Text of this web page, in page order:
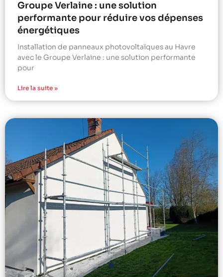
Groupe Verlaine : une solution
performante pour réduire vos dépenses
énergétiques
Installation de panneaux photovoltaïques au Havre
avec le Groupe Verlaine : une solution performante
pour
Lire la suite »